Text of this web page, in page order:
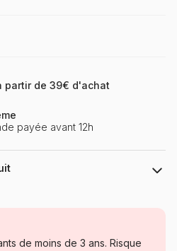
partir de 39€ d'achat
payée avant 12h
Puzzles - Monuments
de moins de 3 ans. Risque